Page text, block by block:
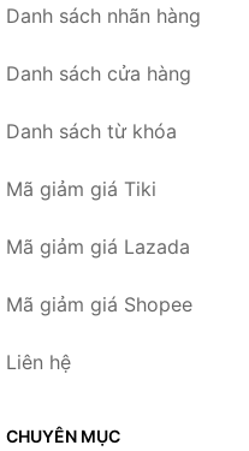
Danh sách nhãn hàng
Danh sách cửa hàng
Danh sách từ khóa
Mã giảm giá Tiki
Mã giảm giá Lazada
Mã giảm giá Shopee
Liên hệ
CHUYÊN MỤC